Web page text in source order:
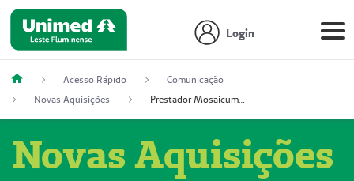
Login
Acesso Rápido
Comunicação
Novas Aquisições
Prestador Mosaicum Espaço Clínico Eireli (51004355-5)
Novas Aquisições